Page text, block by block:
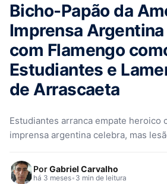
Bicho-Papão da
Imprensa
com Flamengo
Estudiantes e
de Arrascaeta
Estudiantes arranca empate heroico
imprensa argentina celebra, mas
PorGabriel Carvalho
há 3 meses• 3 min de leitura